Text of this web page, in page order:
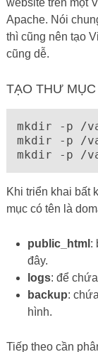
website trên một
Apache. Nói
thì cũng nên tạo
cũng dễ.
TẠO THƯ
mkdir -p /
mkdir -p /
Khi triển khai bất
mục có tên là
public_html :
đây.
logs: để
backup:
hình.
Tiếp theo cần